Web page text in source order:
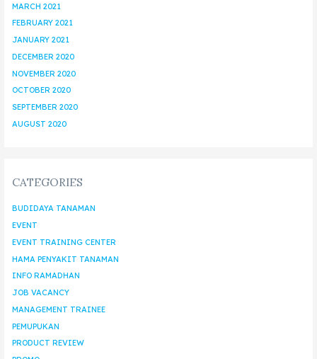
MARCH 2021
FEBRUARY 2021
JANUARY 2021
DECEMBER 2020
NOVEMBER 2020
OCTOBER 2020
SEPTEMBER 2020
AUGUST 2020
CATEGORIES
BUDIDAYA TANAMAN
EVENT
EVENT TRAINING CENTER
HAMA PENYAKIT TANAMAN
INFO RAMADHAN
JOB VACANCY
MANAGEMENT TRAINEE
PEMUPUKAN
PRODUCT REVIEW